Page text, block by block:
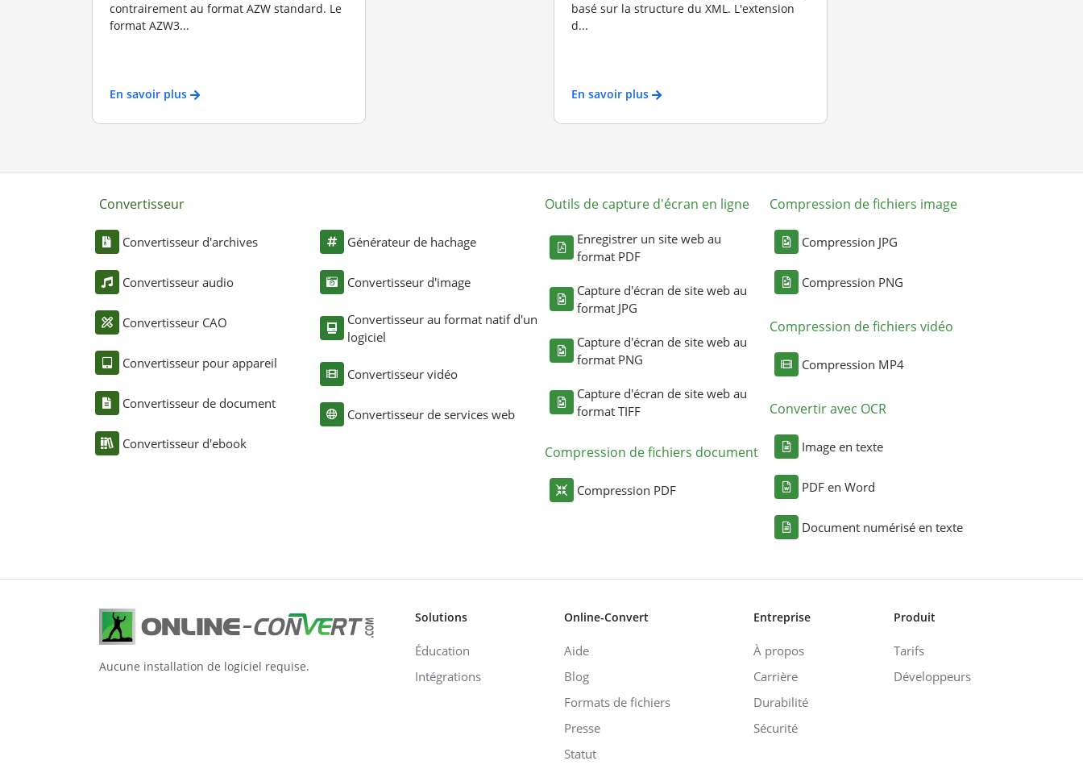
contrairement au format AZW standard. Le
format AZW3...
En savoir plus
basé sur la structure du XML. L'extension
d...
En savoir plus
Convertisseur
Convertisseur d'archives
Convertisseur audio
Convertisseur CAO
Convertisseur pour appareil
Convertisseur de document
Convertisseur d'ebook
Générateur de hachage
Convertisseur d'image
Convertisseur au format natif d'un
logiciel
Convertisseur vidéo
Convertisseur de services web
Outils de capture d'écran en ligne
Enregistrer un site web au
format PDF
Capture d'écran de site web au
format JPG
Capture d'écran de site web au
format PNG
Capture d'écran de site web au
format TIFF
Compression de fichiers document
Compression PDF
Compression de fichiers image
Compression JPG
Compression PNG
Compression de fichiers vidéo
Compression MP4
Convertir avec OCR
Image en texte
PDF en Word
Document numérisé en texte
Aucune installation de logiciel requise.
Solutions
Éducation
Intégrations
Online-Convert
Aide
Blog
Formats de fichiers
Presse
Statut
Entreprise
À propos
Carrière
Durabilité
Sécurité
Produit
Tarifs
Développeurs